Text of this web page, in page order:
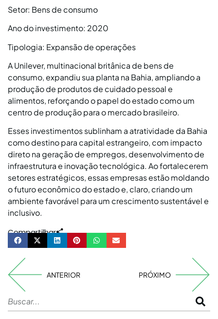
Setor: Bens de consumo
Ano do investimento: 2020
Tipologia: Expansão de operações
A Unilever, multinacional britânica de bens de
consumo, expandiu sua planta na Bahia, ampliando a
produção de produtos de cuidado pessoal e
alimentos, reforçando o papel do estado como um
centro de produção para o mercado brasileiro​.
Esses investimentos sublinham a atratividade da Bahia
como destino para capital estrangeiro, com impacto
direto na geração de empregos, desenvolvimento de
infraestrutura e inovação tecnológica. Ao fortalecerem
setores estratégicos, essas empresas estão moldando
o futuro econômico do estado e, claro, criando um
ambiente favorável para um crescimento sustentável e
inclusivo.
Compartilhar
ANTERIOR PRÓXIMO